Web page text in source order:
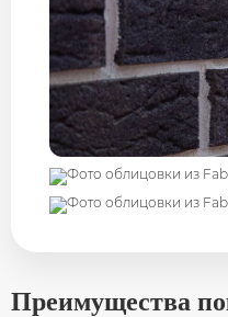
Преимущества